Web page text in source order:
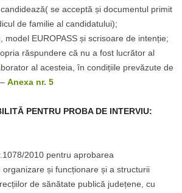
se acceptă și documentul primit
de familie al candidatului);
model EUROPASS și scrisoare de intenție;
răspundere că nu a fost lucrător al
al acesteia, în condițiile prevăzute de
Anexa nr. 5
PENTRU PROBA DE INTERVIU:
2010 pentru aprobarea
organizare și funcționare și a structurii
de sănătate publică județene, cu